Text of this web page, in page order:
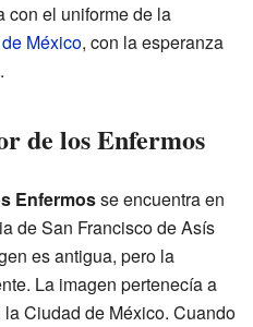
con el uniforme de la
México, con la esperanza
de los Enfermos
Enfermosse encuentra en
de San Francisco de Asís
es antigua, pero la
La imagen pertenecía a
Ciudad de México. Cuando